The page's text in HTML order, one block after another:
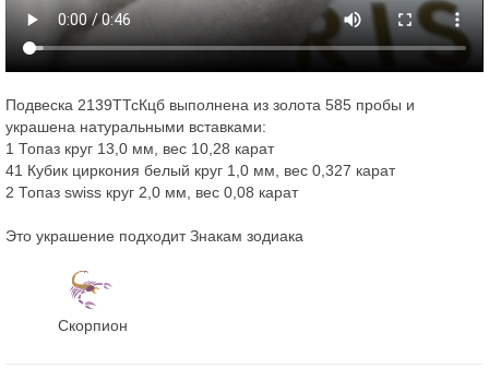
Подвеска 2139ТТсКцб выполнена из золота 585 пробы и
украшена натуральными вставками:
1 Топаз круг 13,0 мм, вес 10,28 карат
41 Кубик циркония белый круг 1,0 мм, вес 0,327 карат
2 Топаз swiss круг 2,0 мм, вес 0,08 карат
Это украшение подходит Знакам зодиака
Скорпион